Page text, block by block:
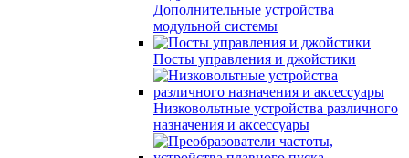
Дополнительные устройства
модульной системы
Посты управления и джойстики
Низковольтные устройства различного
назначения и аксессуары